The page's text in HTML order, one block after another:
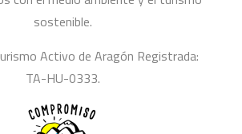
sostenible.
Activo de Aragón Registrada:
TA-HU-0333.